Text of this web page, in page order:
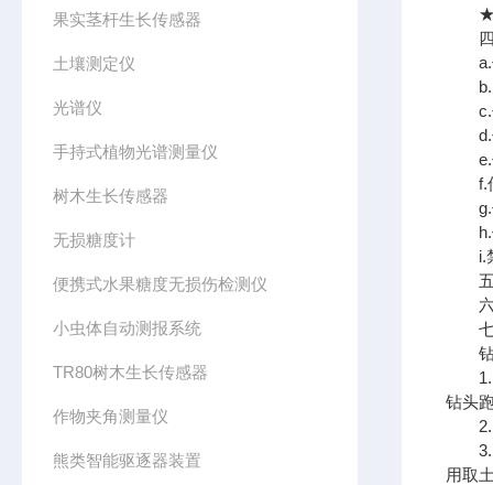
果实茎杆生长传感器
土壤测定仪
光谱仪
手持式植物光谱测量仪
树木生长传感器
无损糖度计
便携式水果糖度无损伤检测仪
小虫体自动测报系统
TR80树木生长传感器
作物夹角测量仪
熊类智能驱逐器装置
★传
四
a.传
b.多
c.传
d.传
e.传
f.传
g.传
h.传
i.禁
五
六
七
钻
1.
钻头
2.
3.
用取